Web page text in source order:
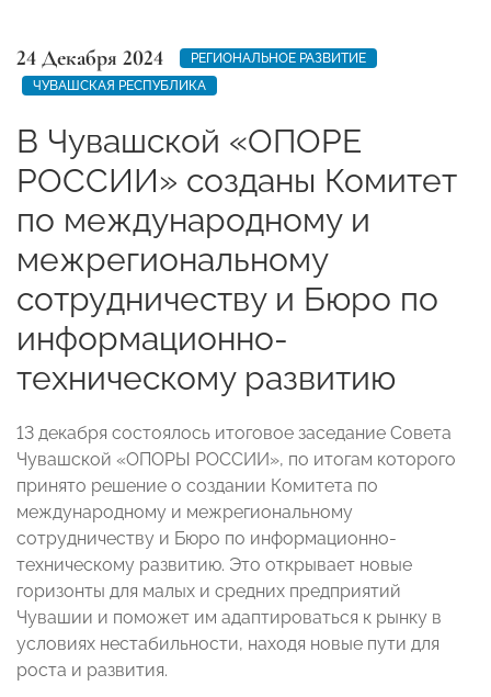
24 Декабря 2024
РЕГИОНАЛЬНОЕ РАЗВИТИЕ
ЧУВАШСКАЯ РЕСПУБЛИКА
В Чувашской «ОПОРЕ
РОССИИ» созданы Комитет
по международному и
межрегиональному
сотрудничеству и Бюро по
информационно-
техническому развитию‬
13 декабря состоялось итоговое заседание Совета
Чувашской «ОПОРЫ РОССИИ», по итогам которого
принято решение о создании Комитета по
международному и межрегиональному
сотрудничеству и Бюро по информационно-
техническому развитию. Это открывает новые
горизонты для малых и средних предприятий
Чувашии и поможет им адаптироваться к рынку в
условиях нестабильности, находя новые пути для
роста и развития.